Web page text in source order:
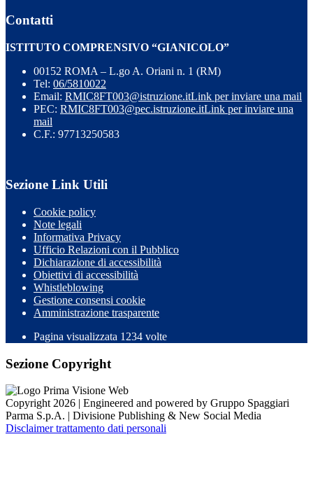
Contatti
ISTITUTO COMPRENSIVO “GIANICOLO”
00152 ROMA – L.go A. Oriani n. 1 (RM)
Tel: 06/5810022
Email: RMIC8FT003@istruzione.itLink per inviare una mail
PEC: RMIC8FT003@pec.istruzione.itLink per inviare una
mail
C.F.: 97713250583
Sezione Link Utili
Cookie policy
Note legali
Informativa Privacy
Ufficio Relazioni con il Pubblico
Dichiarazione di accessibilità
Obiettivi di accessibilità
Whistleblowing
Gestione consensi cookie
Amministrazione trasparente
Pagina visualizzata 1234 volte
Sezione Copyright
Copyright 2026 | Engineered and powered by Gruppo Spaggiari
Parma S.p.A. | Divisione Publishing & New Social Media
Disclaimer trattamento dati personali